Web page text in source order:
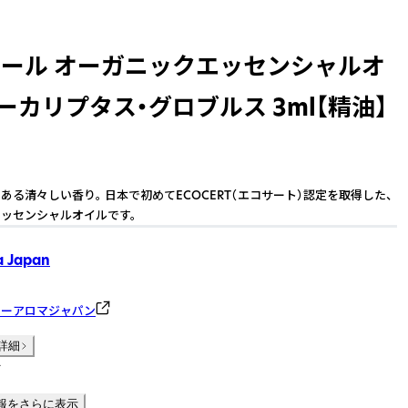
ール オーガニックエッセンシャルオ
カリプタス・グロブルス 3ml【精油】
る清々しい香り。 日本で初めてECOCERT（エコサート）認定を取得した、
センシャルオイルです。
Japan
アロマジャパン
細
をさらに表示